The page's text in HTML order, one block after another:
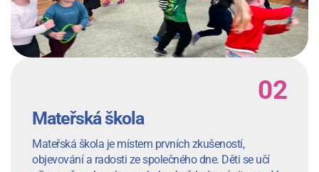
Mateřská škola
Mateřská škola je místem prvních zkušeností,
objevování a radosti ze společného dne. Děti se učí